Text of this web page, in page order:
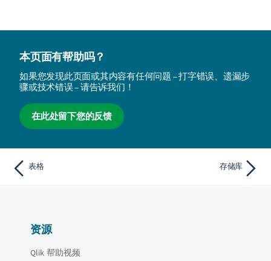
本页面有帮助吗？
如果您发现此页面或其内容有任何问题 – 打字错误、遗漏步
骤或技术错误 – 请告诉我们！
在此处留下您的反馈
表格 存储库
资源
Qlik 帮助视频